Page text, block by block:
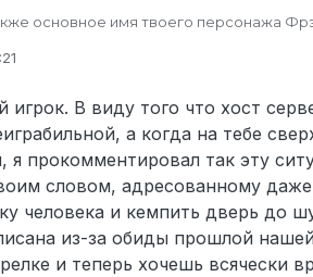
основное имя твоего персонажа
для связи (Discord в формате
нарушителя (если имеются) нет
ранг “Ролевик” или “Ролевик+”?
по МСК (если
Взломал квартиру игрока,
за дверью,голоса и как кто-то
дельта говорит - “Да сука, лагает”.
(если имеются; скриншоты
согласен ли ты с условиями подачи
В виду того что хост
а когда на тебе
прокомментировал так эту
словом, адресованному
человека и кемпить дверь до
из-за обиды прошлой
и теперь хочешь всячески